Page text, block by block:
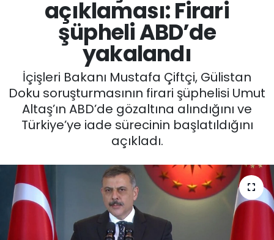
açıklaması: Firari
şüpheli ABD’de
yakalandı
İçişleri Bakanı Mustafa Çiftçi, Gülistan
Doku soruşturmasının firari şüphelisi Umut
Altaş’ın ABD’de gözaltına alındığını ve
Türkiye’ye iade sürecinin başlatıldığını
açıkladı.
SİYASET
EĞİTİM
MAGAZİN
SAĞLIK
11:11 MANŞET
Tüm Manşetler
Son Dakika Haberleri
Haber Arşivi